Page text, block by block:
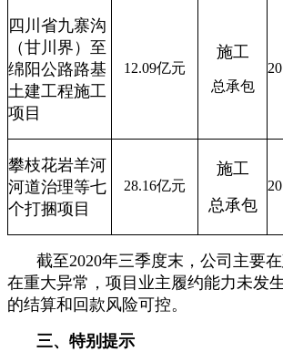
四川省九寨沟
（甘川界）至
绵阳公路路基
土建工程施工
项目
12.09亿元
施工
总承包
攀枝花岩羊河
河道治理等七
个打捆项目
28.16亿元
施工
总承包
截至2020年三季度末，公司主要
在重大异常，项目业主履约能力未发
的结算和回款风险可控。
三、特别提示